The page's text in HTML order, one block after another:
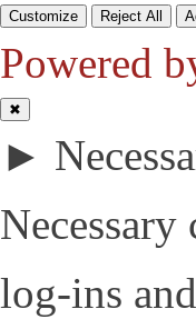
Customize Reject All
Powered
✖
►
Necessary
log-ins